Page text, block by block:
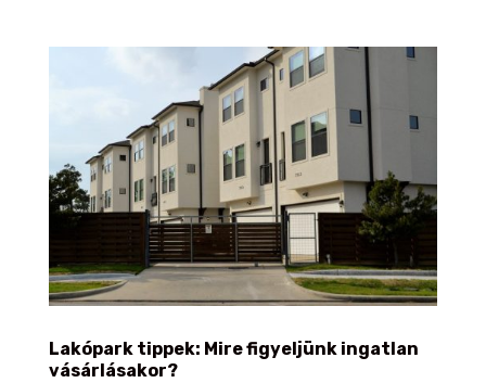
Lakópark tippek: Mire figyeljünk ingatlan
vásárlásakor?